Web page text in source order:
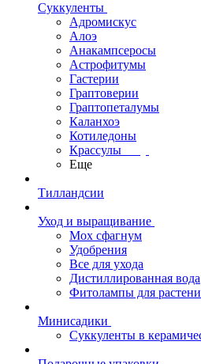
Суккуленты
Адромискус
Алоэ
Анакампсеросы
Астрофитумы
Гастерии
Граптоверии
Граптопеталумы
Каланхоэ
Котиледоны
Крассулы
Еще
Тилландсии
Уход и выращивание
Мох сфагнум
Удобрения
Все для ухода
Дистиллированная вода
Фитолампы для
Минисадики
Суккуленты в